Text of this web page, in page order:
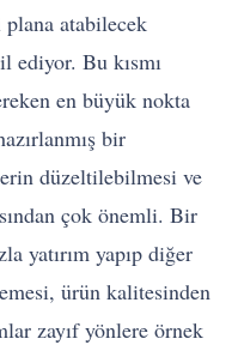
atabilecek
ediyor. Bu kısmı
en büyük nokta
bir
düzeltilebilmesi ve
çok önemli. Bir
yatırım yapıp diğer
ürün kalitesinden
zayıf yönlere örnek